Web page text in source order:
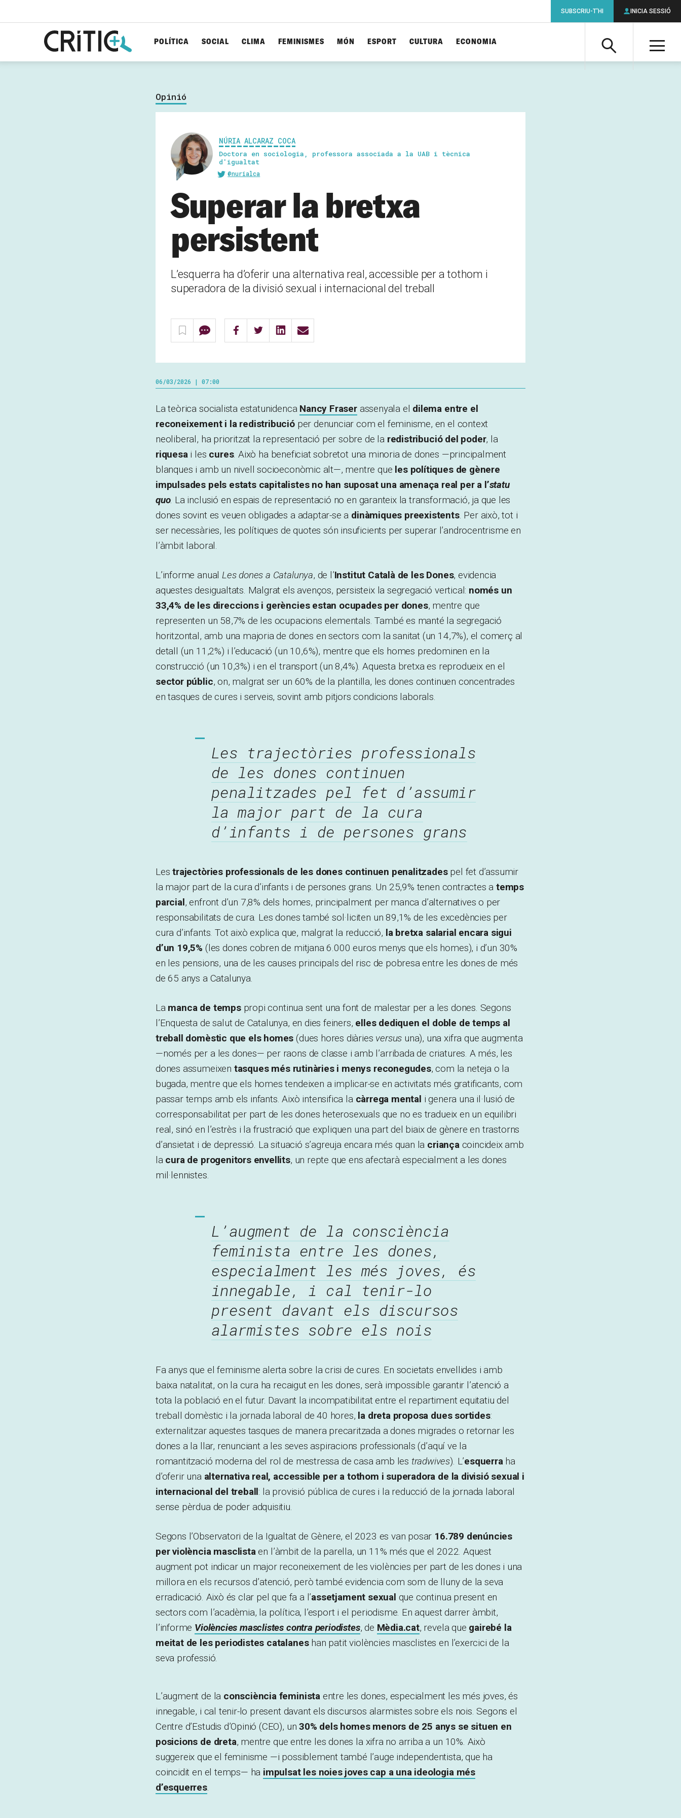
Cerca
POLÍTICA SOCIAL CLIMA FEMINISMES MÓN ESPORT CULTURA ECONOMIA
SUBSCRIU-T'HI INICIA SESSIÓ
Opinió
NÚRIA ALCARAZ COCA
Doctora en sociologia, professora associada a la UAB i tècnica
d'igualtat
@nurialca
Superar la bretxa
persistent
L’esquerra ha d’oferir una alternativa real, accessible per a tothom i
superadora de la divisió sexual i internacional del treball
06/03/2026 | 07:00
La teòrica socialista estatunidenca Nancy Fraserassenyala el dilema entre el
reconeixement i la redistribucióper denunciar com el feminisme, en el context
neoliberal, ha prioritzat la representació per sobre de la redistribució del poder, la
riquesai les cures. Això ha beneficiat sobretot una minoria de dones —principalment
blanques i amb un nivell socioeconòmic alt—, mentre que les polítiques de gènere
impulsades pels estats capitalistes no han suposat una amenaça real per a l’statu
quo. La inclusió en espais de representació no en garanteix la transformació, ja que les
dones sovint es veuen obligades a adaptar-se a dinàmiques preexistents. Per això, tot i
ser necessàries, les polítiques de quotes són insuficients per superar l’androcentrisme en
l’àmbit laboral.
L’informe anual Les dones a Catalunya, de l’Institut Català de les Dones, evidencia
aquestes desigualtats. Malgrat els avenços, persisteix la segregació vertical: només un
33,4% de les direccions i gerències estan ocupades per dones, mentre que
representen un 58,7% de les ocupacions elementals. També es manté la segregació
horitzontal, amb una majoria de dones en sectors com la sanitat (un 14,7%), el comerç al
detall (un 11,2%) i l’educació (un 10,6%), mentre que els homes predominen en la
construcció (un 10,3%) i en el transport (un 8,4%). Aquesta bretxa es reprodueix en el
sector públic, on, malgrat ser un 60% de la plantilla, les dones continuen concentrades
en tasques de cures i serveis, sovint amb pitjors condicions laborals.
Les trajectòries professionals
de les dones continuen
penalitzades pel fet d’assumir
la major part de la cura
d’infants i de persones grans
Lestrajectòries professionals de les dones continuen penalitzadespel fet d’assumir
la major part de la cura d’infants i de persones grans. Un 25,9% tenen contractes atemps
parcial, enfront d’un 7,8% dels homes, principalment per manca d’alternatives o per
responsabilitats de cura. Les dones també sol·liciten un 89,1% de les excedències per
cura d’infants. Tot això explica que, malgrat la reducció, la bretxa salarial encara sigui
d’un 19,5% (les dones cobren de mitjana 6.000 euros menys que els homes), i d’un 30%
en les pensions, una de les causes principals del risc de pobresa entre les dones de més
de 65 anys a Catalunya.
La manca de tempspropi continua sent una font de malestar per a les dones. Segons
l’Enquesta de salut de Catalunya, en dies feiners, elles dediquen el doble de temps al
treball domèstic que els homes (dues hores diàries versus una), una xifra que augmenta
—només per a les dones— per raons de classe i amb l’arribada de criatures. A més, les
dones assumeixen tasques més rutinàries i menys reconegudes, com la neteja o la
bugada, mentre que els homes tendeixen a implicar-se en activitats més gratificants, com
passar temps amb els infants. Això intensifica la càrrega mental i genera una il·lusió de
corresponsabilitat per part de les dones heterosexuals que no es tradueix en un equilibri
real, sinó en l’estrès i la frustració que expliquen una part del biaix de gènere en trastorns
d’ansietat i de depressió. La situació s’agreuja encara més quan la criançacoincideix amb
la cura de progenitors envellits, un repte que ens afectarà especialment a les dones
mil·lennistes.
L’augment de la consciència
feminista entre les dones,
especialment les més joves, és
innegable, i cal tenir-lo
present davant els discursos
alarmistes sobre els nois
Fa anys que el feminisme alerta sobre la crisi de cures. En societats envellides i amb
baixa natalitat, on la cura ha recaigut en les dones, serà impossible garantir l’atenció a
tota la població en el futur. Davant la incompatibilitat entre el repartiment equitatiu del
treball domèstic i la jornada laboral de 40 hores, la dreta proposa dues sortides:
externalitzar aquestes tasques de manera precaritzada a dones migrades o retornar les
dones a la llar, renunciant a les seves aspiracions professionals (d’aquí ve la
romantització moderna del rol de mestressa de casa amb les tradwives). L’esquerraha
d’oferir una alternativa real, accessible per a tothom i superadora de la divisió sexual i
internacional del treball: la provisió pública de cures i la reducció de la jornada laboral
sense pèrdua de poder adquisitiu.
Segons l’Observatori de la Igualtat de Gènere, el 2023 es van posar 16.789 denúncies
per violència masclistaen l’àmbit de la parella, un 11% més que el 2022. Aquest
augment pot indicar un major reconeixement de les violències per part de les dones i una
millora en els recursos d’atenció, però també evidencia com som de lluny de la seva
erradicació. Això és clar pel que fa a l’assetjament sexual que continua present en
sectors com l’acadèmia, la política, l’esport i el periodisme. En aquest darrer àmbit,
l’informe Violències masclistes contra periodistes, de Mèdia.cat, revela que gairebé la
meitat de les periodistes catalaneshan patit violències masclistes en l’exercici de la
seva professió.
L’augment de la consciència feministaentre les dones, especialment les més joves, és
innegable, i cal tenir-lo present davant els discursos alarmistes sobre els nois. Segons el
Centre d’Estudis d’Opinió (CEO), un30% dels homes menors de 25 anys se situen en
posicions de dreta, mentre que entre les dones la xifra no arriba a un 10%. Això
suggereix que el feminisme —i possiblement també l’auge independentista, que ha
coincidit en el temps— ha impulsat les noies joves cap a una ideologia més
d’esquerres.